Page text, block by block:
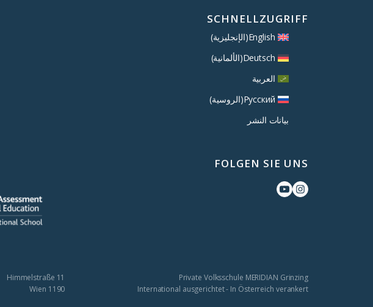
SCHNELLZUGRIFF
English
(الإنجليزية)
Deutsch
(الألمانية)
العربية
Русский
(الروسية)
بيانات النشر
FOLGEN SIE UNS
Private Volksschule MERIDIAN Grinzing
International ausgerichtet - In Österreich verankert
Himmelstraße 11
1190 Wien